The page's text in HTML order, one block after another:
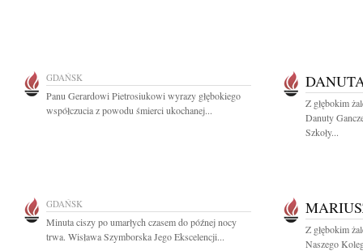
GDAŃSK
Panu Gerardowi Pietrosiukowi wyrazy głębokiego
współczucia z powodu śmierci ukochanej...
Z głębokim
Danuty
Szkoły...
GDAŃSK
Minuta ciszy po umarłych czasem do późnej nocy
trwa. Wisława Szymborska Jego Ekscelencji...
Z głębokim
Naszego